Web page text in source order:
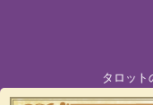
タロット